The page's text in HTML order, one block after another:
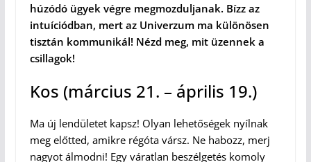
húzódó ügyek végre megmozduljanak. Bízz az
intuíciódban, mert az Univerzum ma különösen
tisztán kommunikál! Nézd meg, mit üzennek a
csillagok!
Kos (március 21. – április 19.)
Ma új lendületet kapsz! Olyan lehetőségek nyílnak
meg előtted, amikre régóta vársz. Ne habozz, merj
nagyot álmodni! Egy váratlan beszélgetés komoly